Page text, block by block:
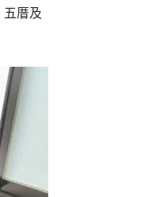
五厝及